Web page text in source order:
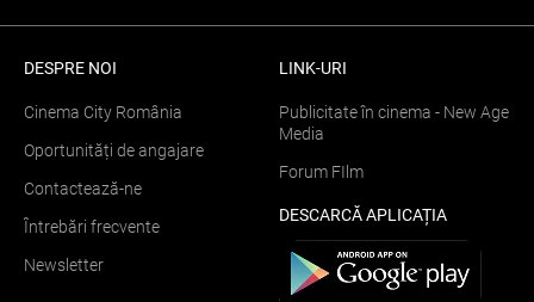
DESPRE NOI
Cinema City România
Oportunități de angajare
Contactează-ne
Întrebări frecvente
Newsletter
LINK-URI
Publicitate în cinema - New Age
Media
Forum FIlm
DESCARCĂ APLICAȚIA